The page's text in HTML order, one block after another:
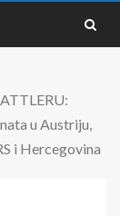
u Austriju,
i Hercegovina